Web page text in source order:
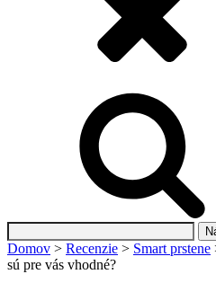
Hľadať:
Domov > Recenzie > Smart prstene
sú pre vás vhodné?